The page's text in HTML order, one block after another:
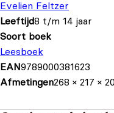
Evelien Feltzer
Leeftijd8 t/m 14 jaar
Soort boek
Leesboek
EAN9789000381623
Afmetingen268 × 217 ×